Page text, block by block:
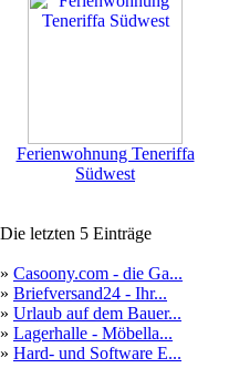
Ferienwohnung Teneriffa
Südwest
Die letzten 5 Einträge
» Casoony.com - die Ga...
» Briefversand24 - Ihr...
» Urlaub auf dem Bauer...
» Lagerhalle - Möbella...
» Hard- und Software E...